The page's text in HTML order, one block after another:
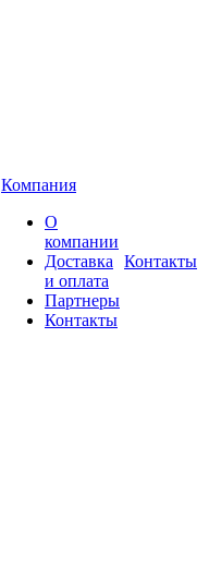
Компания
О
компании
Доставка
и оплата
Партнеры
Контакты
Контакты